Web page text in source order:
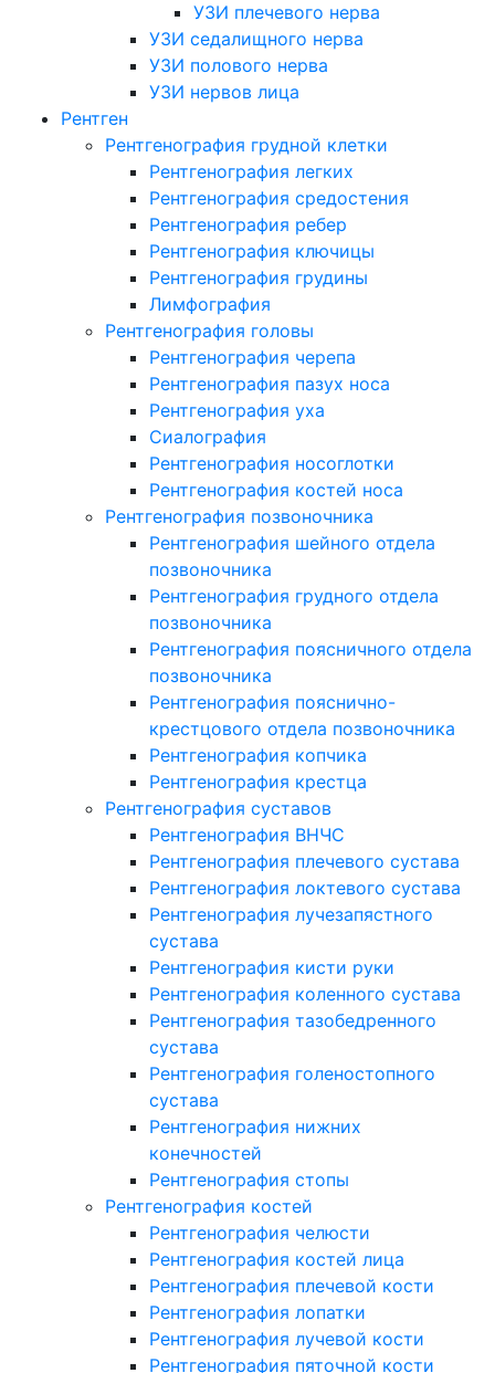
УЗИ плечевого нерва
УЗИ седалищного нерва
УЗИ полового нерва
УЗИ нервов лица
Рентген
Рентгенография грудной клетки
Рентгенография легких
Рентгенография средостения
Рентгенография ребер
Рентгенография ключицы
Рентгенография грудины
Лимфография
Рентгенография головы
Рентгенография черепа
Рентгенография пазух носа
Рентгенография уха
Сиалография
Рентгенография носоглотки
Рентгенография костей носа
Рентгенография позвоночника
Рентгенография шейного отдела
позвоночника
Рентгенография грудного отдела
позвоночника
Рентгенография поясничного отдела
позвоночника
Рентгенография пояснично-
крестцового отдела позвоночника
Рентгенография копчика
Рентгенография крестца
Рентгенография суставов
Рентгенография ВНЧС
Рентгенография плечевого сустава
Рентгенография локтевого сустава
Рентгенография лучезапястного
сустава
Рентгенография кисти руки
Рентгенография коленного сустава
Рентгенография тазобедренного
сустава
Рентгенография голеностопного
сустава
Рентгенография нижних
конечностей
Рентгенография стопы
Рентгенография костей
Рентгенография челюсти
Рентгенография костей лица
Рентгенография плечевой кости
Рентгенография лопатки
Рентгенография лучевой кости
Рентгенография пяточной кости